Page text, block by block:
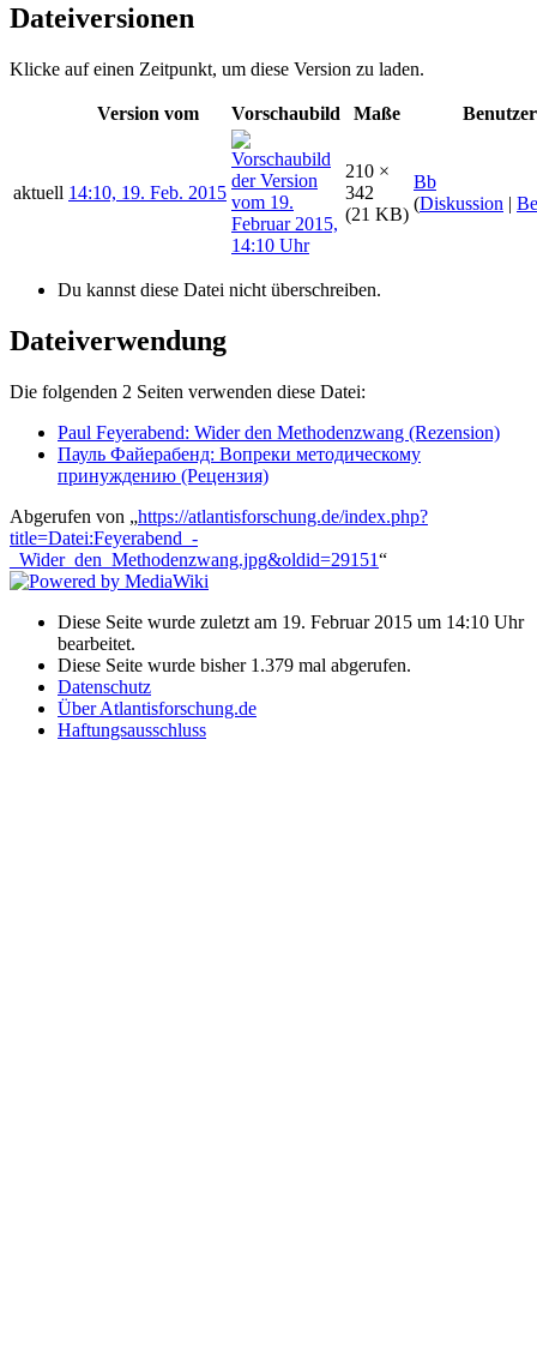
Dateiversionen
Klicke auf einen Zeitpunkt, um diese Version zu laden.
Version vom Vorschaubild Maße Benutzer
aktuell 14:10, 19. Feb. 2015
210 ×
342
(21 KB)
Bb
(Diskussion |
Du kannst diese Datei nicht überschreiben.
Dateiverwendung
Die folgenden 2 Seiten verwenden diese Datei:
Paul Feyerabend: Wider den Methodenzwang (Rezension)
Пауль Файерабенд: Вопреки методическому
принуждению (Рецензия)
Abgerufen von „https://atlantisforschung.de/index.php?
title=Datei:Feyerabend_-
_Wider_den_Methodenzwang.jpg&oldid=29151“
Diese Seite wurde zuletzt am 19. Februar 2015 um 14:10 Uhr
bearbeitet.
Diese Seite wurde bisher 1.379 mal abgerufen.
Datenschutz
Über Atlantisforschung.de
Haftungsausschluss